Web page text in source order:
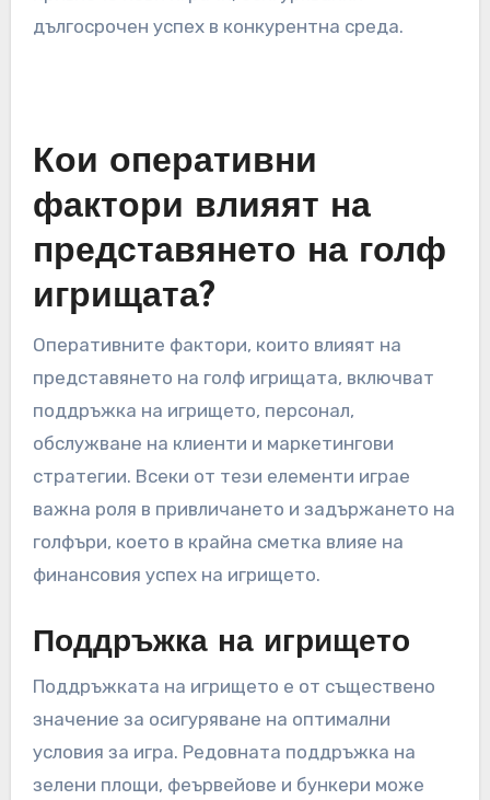
Игрищата трябва редовно да оценяват своите
уникални предложения и да коригират
маркетинговите си стратегии съответно.
Ангажирането с местните общности и
формирането на партньорства с бизнеси
също може да увеличи видимостта и да
привлече нови играчи, осигурявайки
дългосрочен успех в конкурентна среда.
Кои оперативни
фактори влияят на